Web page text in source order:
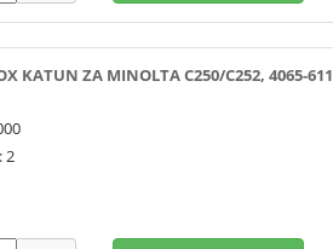
KATUN ZA MINOLTA C250/C252, 4065-611
2